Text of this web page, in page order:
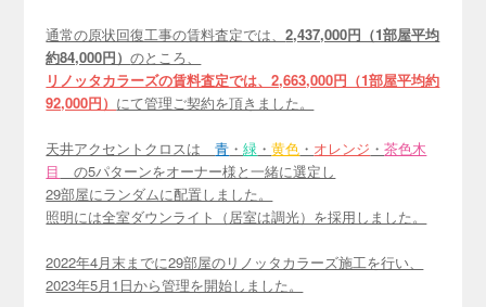
通常の原状回復工事の賃料査定では、2,437,000円（1部屋平均
約84,000円）のところ、
リノッタカラーズの賃料査定では、2,663,000円（1部屋平均約
92,000円） にて管理ご契約を頂きました。
天井アクセントクロスは青 ・緑 ・黄色 ・ オレンジ ・茶色木
目
の5パターンをオーナー様と一緒に選定し
29部屋にランダムに配置しました。
照明には全室ダウンライト（居室は調光）を採用しました。
2022年4月末までに29部屋のリノッタカラーズ施工を行い、
2023年5月1日から管理を開始しました。